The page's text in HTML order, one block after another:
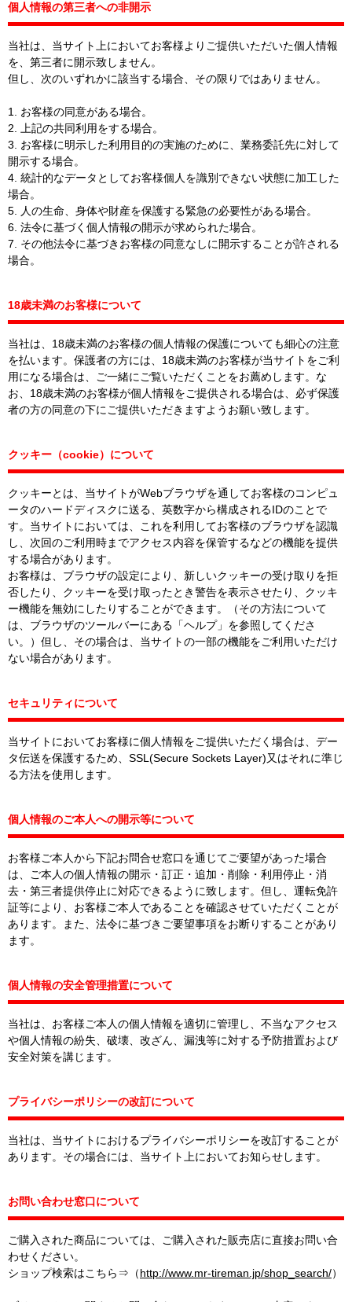
個人情報の第三者への非開示
当社は、当サイト上においてお客様よりご提供いただいた個人情報
を、第三者に開示致しません。
但し、次のいずれかに該当する場合、その限りではありません。
1. お客様の同意がある場合。
2. 上記の共同利用をする場合。
3. お客様に明示した利用目的の実施のために、業務委託先に対して
開示する場合。
4. 統計的なデータとしてお客様個人を識別できない状態に加工した
場合。
5. 人の生命、身体や財産を保護する緊急の必要性がある場合。
6. 法令に基づく個人情報の開示が求められた場合。
7. その他法令に基づきお客様の同意なしに開示することが許される
場合。
18歳未満のお客様について
当社は、18歳未満のお客様の個人情報の保護についても細心の注意
を払います。保護者の方には、18歳未満のお客様が当サイトをご利
用になる場合は、ご一緒にご覧いただくことをお薦めします。な
お、18歳未満のお客様が個人情報をご提供される場合は、必ず保護
者の方の同意の下にご提供いただきますようお願い致します。
クッキー（cookie）について
クッキーとは、当サイトがWebブラウザを通してお客様のコンピュ
ータのハードディスクに送る、英数字から構成されるIDのことで
す。当サイトにおいては、これを利用してお客様のブラウザを認識
し、次回のご利用時までアクセス内容を保管するなどの機能を提供
する場合があります。
お客様は、ブラウザの設定により、新しいクッキーの受け取りを拒
否したり、クッキーを受け取ったとき警告を表示させたり、クッキ
ー機能を無効にしたりすることができます。（その方法について
は、ブラウザのツールバーにある「ヘルプ」を参照してくださ
い。）但し、その場合は、当サイトの一部の機能をご利用いただけ
ない場合があります。
セキュリティについて
当サイトにおいてお客様に個人情報をご提供いただく場合は、デー
タ伝送を保護するため、SSL(Secure Sockets Layer)又はそれに準じ
る方法を使用します。
個人情報のご本人への開示等について
お客様ご本人から下記お問合せ窓口を通じてご要望があった場合
は、ご本人の個人情報の開示・訂正・追加・削除・利用停止・消
去・第三者提供停止に対応できるように致します。但し、運転免許
証等により、お客様ご本人であることを確認させていただくことが
あります。また、法令に基づきご要望事項をお断りすることがあり
ます。
個人情報の安全管理措置について
当社は、お客様ご本人の個人情報を適切に管理し、不当なアクセス
や個人情報の紛失、破壊、改ざん、漏洩等に対する予防措置および
安全対策を講じます。
プライバシーポリシーの改訂について
当社は、当サイトにおけるプライバシーポリシーを改訂することが
あります。その場合には、当サイト上においてお知らせします。
お問い合わせ窓口について
ご購入された商品については、ご購入された販売店に直接お問い合
わせください。
ショップ検索はこちら⇒（http://www.mr-tireman.jp/shop_search/）